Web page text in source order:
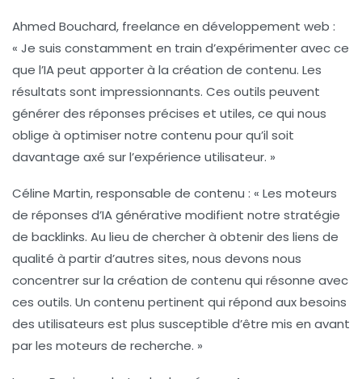
Ahmed Bouchard, freelance en développement web :
« Je suis constamment en train d’expérimenter avec ce
que l’IA peut apporter à la création de contenu. Les
résultats sont impressionnants. Ces outils peuvent
générer des réponses précises et utiles, ce qui nous
oblige à optimiser notre contenu pour qu’il soit
davantage axé sur l’expérience utilisateur. »
Céline Martin, responsable de contenu : « Les moteurs
de réponses d’IA générative modifient notre stratégie
de backlinks. Au lieu de chercher à obtenir des liens de
qualité à partir d’autres sites, nous devons nous
concentrer sur la création de contenu qui résonne avec
ces outils. Un contenu pertinent qui répond aux besoins
des utilisateurs est plus susceptible d’être mis en avant
par les moteurs de recherche. »